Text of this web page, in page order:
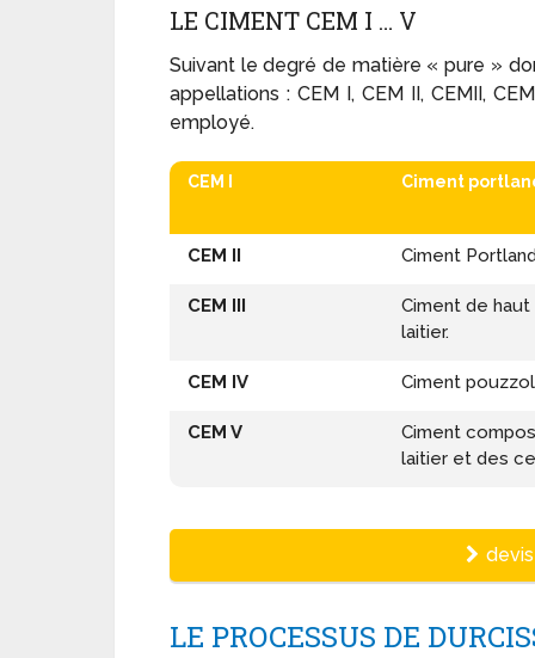
LE CIMENT CEM I … V
Suivant le degré de matière « pure »
appellations : CEM I, CEM II, CEMII,
employé.
CEM I Ciment
CEM II Ciment
CEM III
Ciment de
laitier.
CEM IV Ciment
CEM V
Ciment
laitier et des
LE PROCESSUS DE